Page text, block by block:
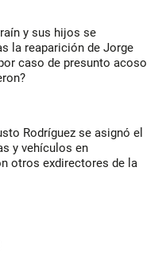
y sus hijos se
la reaparición de Jorge
caso de presunto acoso
Rodríguez se asignó el
y vehículos en
otros exdirectores de la